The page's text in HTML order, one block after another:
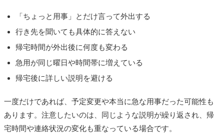
「ちょっと用事」とだけ言って外出する
行き先を聞いても具体的に答えない
帰宅時間が外出後に何度も変わる
急用が同じ曜日や時間帯に増えている
帰宅後に詳しい説明を避ける
一度だけであれば、予定変更や本当に急な用事だった可能性も
あります。注意したいのは、同じような説明が繰り返され、帰
宅時間や連絡状況の変化も重なっている場合です。